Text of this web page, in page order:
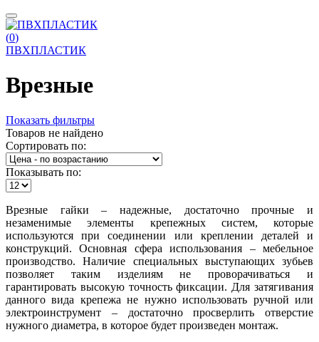
(0)
ПВХПЛАСТИК
Врезные
Показать фильтры
Товаров не найдено
Сортировать по:
Показывать по:
Врезные гайки – надежные, достаточно прочные и
незаменимые элементы крепежных систем, которые
используются при соединении или креплении деталей и
конструкций. Основная сфера использования – мебельное
производство. Наличие специальных выступающих зубьев
позволяет таким изделиям не проворачиваться и
гарантировать высокую точность фиксации. Для затягивания
данного вида крепежа не нужно использовать ручной или
электроинструмент – достаточно просверлить отверстие
нужного диаметра, в которое будет произведен монтаж.